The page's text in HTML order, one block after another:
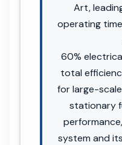
Art,
operating
60%
total
for large-
stationary
system and